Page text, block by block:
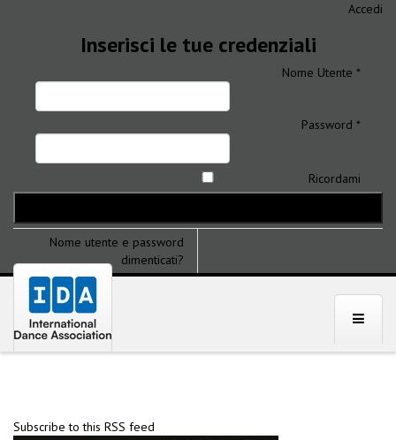
Accedi
Inserisci le tue credenziali
Nome Utente *
Password *
Ricordami
Nome utente e password
dimenticati?
Subscribe to this RSS feed